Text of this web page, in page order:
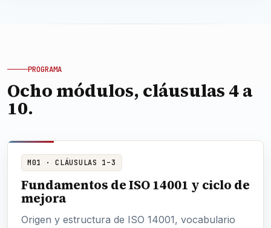
PROGRAMA
Ocho módulos, cláusulas 4 a
10.
M01 · CLÁUSULAS 1–3
Fundamentos de ISO 14001 y ciclo de
mejora
Origen y estructura de ISO 14001, vocabulario